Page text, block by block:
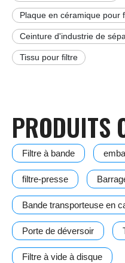
Plaque en céramique pour
Ceinture d'industrie de
Tissu pour filtre
PRODUITS
Filtre à bande
filtre-presse
Bande transporteuse en
Porte de déversoir
Filtre à vide à disque